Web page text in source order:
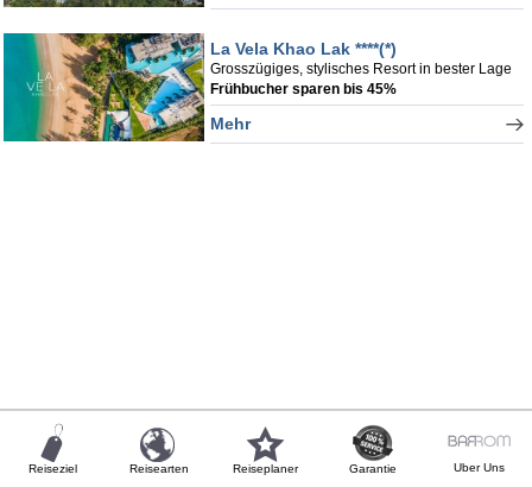
La Vela Khao Lak ****(*)
Grosszügiges, stylisches Resort in bester Lage
Frühbucher sparen bis 45%
Mehr
Reiseziel Reisearten Reiseplaner Garantie Uber Uns